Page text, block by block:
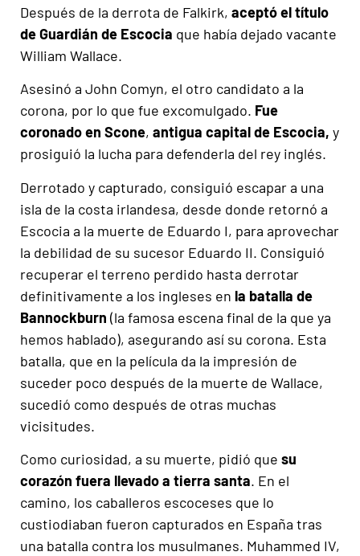
Después de la derrota de Falkirk, aceptó el título
deGuardián de Escocia que había dejado vacante
William Wallace.
Asesinó a John Comyn, el otro candidato a la
corona, por lo que fue excomulgado. Fue
coronado en Scone, antigua capital de Escocia, y
prosiguió la lucha para defenderla del rey inglés.
Derrotado y capturado, consiguió escapar a una
isla de la costa irlandesa, desde donde retornó a
Escocia a la muerte de Eduardo I, para aprovechar
la debilidad de su sucesor Eduardo II. Consiguió
recuperar el terreno perdido hasta derrotar
definitivamente a los ingleses en la batalla de
Bannockburn (la famosa escena final de la que ya
hemos hablado), asegurando así su corona. Esta
batalla, que en la película da la impresión de
suceder poco después de la muerte de Wallace,
sucedió como después de otras muchas
vicisitudes.
Como curiosidad, a su muerte, pidió que su
corazón fuera llevado a tierra santa. En el
camino, los caballeros escoceses que lo
custiodiaban fueron capturados en España tras
una batalla contra los musulmanes. Muhammed IV,